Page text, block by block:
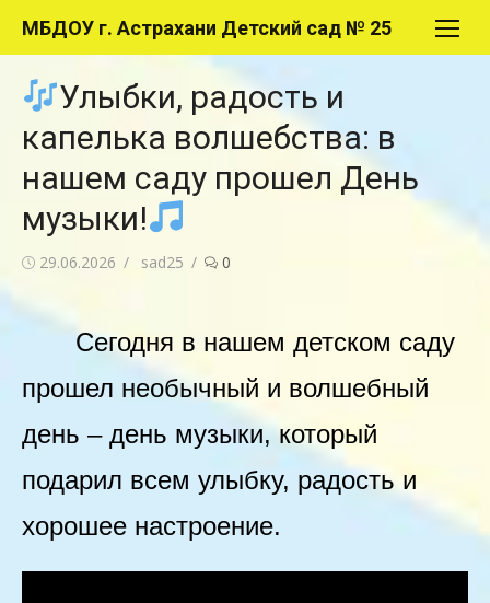
МБДОУ г. Астрахани Детский сад № 25
Улыбки, радость и
капелька волшебства: в
нашем саду прошел День
музыки!
Опубликовано
29.06.2026 Автор
sad25 0
Сегодня в нашем детском саду
прошел необычный и волшебный
день – день музыки, который
подарил всем улыбку, радость и
хорошее настроение.